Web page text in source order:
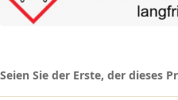
Seien Sie der Erste, der dieses